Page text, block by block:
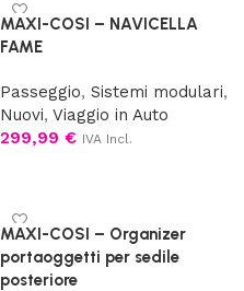
MAXI-COSI – NAVICELLA
FAME
Passeggio, Sistemi modulari,
Nuovi, Viaggio in Auto
299,99 € IVA Incl.
MAXI-COSI – Organizer
portaoggetti per sedile
posteriore